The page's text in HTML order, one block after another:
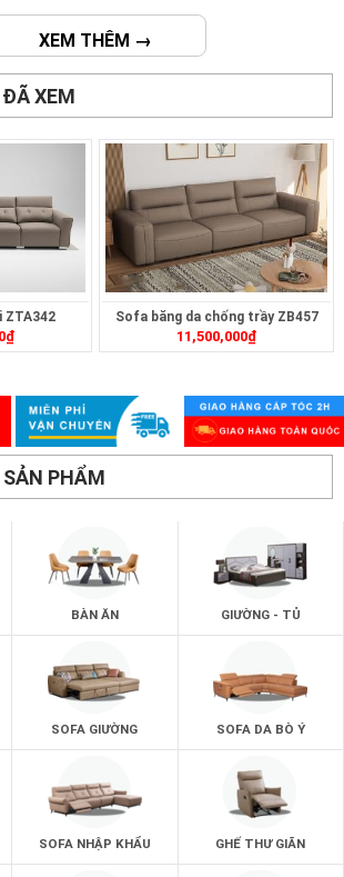
XEM THÊM →
XEM
ZTA342
₫
Sofa băng da chống trầy ZB457
11,500,000₫
PHẨM
BÀN ĂN GIƯỜNG - TỦ
SOFA GIƯỜNG SOFA DA BÒ Ý
SOFA NHẬP KHẨU GHẾ THƯ GIÃN